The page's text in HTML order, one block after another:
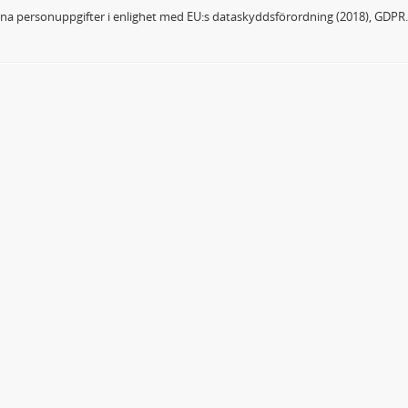
personuppgifter i enlighet med EU:s dataskyddsförordning (2018), GDPR.